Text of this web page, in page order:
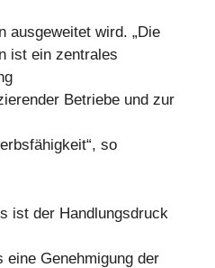
ausgeweitet wird. „Die
ist ein zentrales
Betriebe und zur
so
ist der Handlungsdruck
eine Genehmigung der